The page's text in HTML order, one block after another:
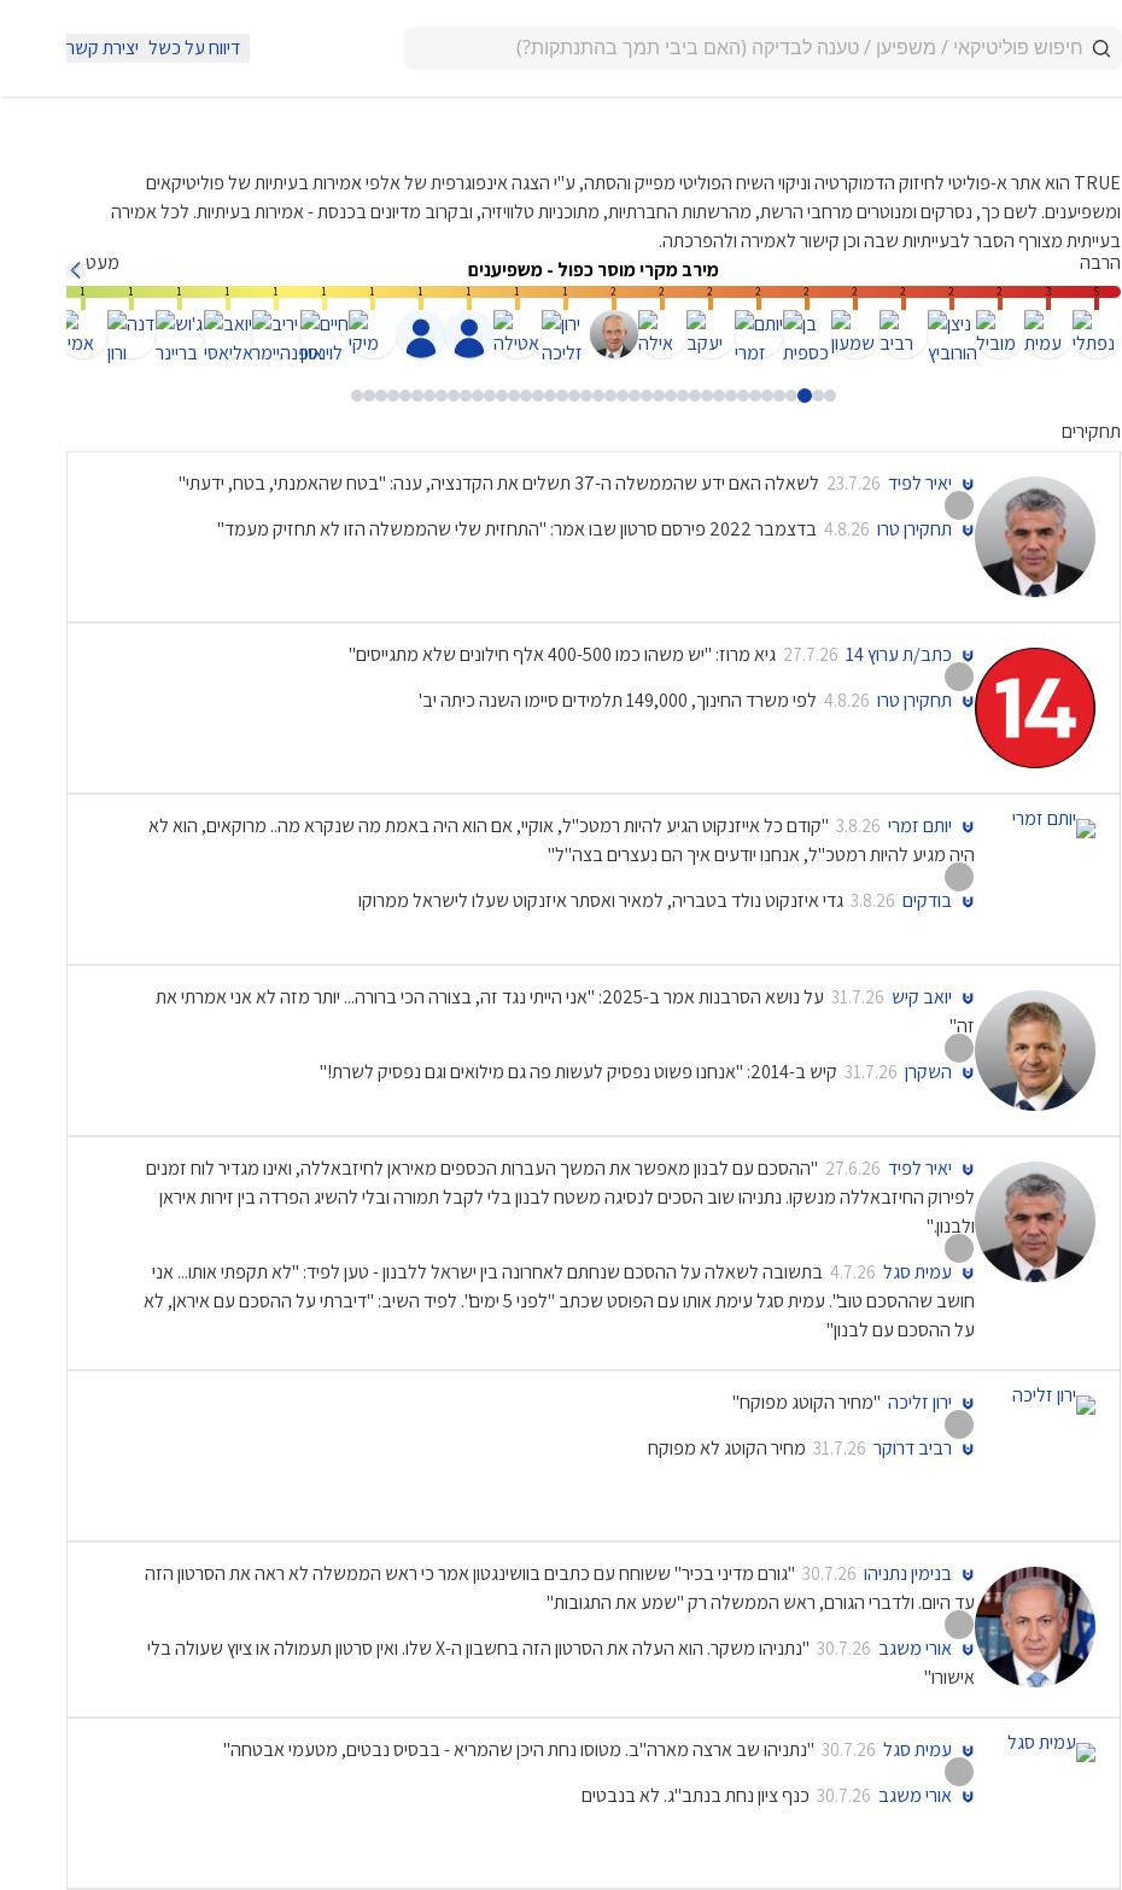
דיווח על כשל יצירת קשר
TRUE הוא אתר א-פוליטי לחיזוק הדמוקרטיה וניקוי השיח הפוליטי מפייק והסתה, ע"י הצגה אינפוגרפית של אלפי אמירות בעיתיות של פוליטיקאים
ומשפיענים. לשם כך, נסרקים ומנוטרים מרחבי הרשת, מהרשתות החברתיות, מתוכניות טלוויזיה, ובקרוב מדיונים בכנסת - אמירות בעיתיות. לכל אמירה
בעייתית מצורף הסבר לבעייתיות שבה וכן קישור לאמירה ולהפרכתה.
הרבה
מירב מקרי מוסר כפול - משפיענים מעט
1 1 1 1 1 1 1 1 1 1 1 2 2 2 2 2 2 2 2 2 3 5
תחקירים
יאיר לפיד 23.7.26 לשאלה האם ידע שהממשלה ה-37 תשלים את הקדנציה, ענה: "בטח שהאמנתי, בטח, ידעתי"
תחקירן טרו 4.8.26 בדצמבר 2022 פירסם סרטון שבו אמר: "התחזית שלי שהממשלה הזו לא תחזיק מעמד"
כתב/ת ערוץ 14 27.7.26 גיא מרוז: "יש משהו כמו 400-500 אלף חילונים שלא מתגייסים"
תחקירן טרו 4.8.26 לפי משרד החינוך, 149,000 תלמידים סיימו השנה כיתה יב'
יותם זמרי 3.8.26 "קודם כל אייזנקוט הגיע להיות רמטכ"ל, אוקיי, אם הוא היה באמת מה שנקרא מה.. מרוקאים, הוא לא
היה מגיע להיות רמטכ"ל, אנחנו יודעים איך הם נעצרים בצה"ל"
בודקים 3.8.26 גדי איזנקוט נולד בטבריה, למאיר ואסתר איזנקוט שעלו לישראל ממרוקו
יואב קיש 31.7.26
על נושא הסרבנות אמר ב-2025: "אני הייתי נגד זה, בצורה הכי ברורה... יותר מזה לא אני אמרתי את
זה"
השקרן 31.7.26 קיש ב-2014: "אנחנו פשוט נפסיק לעשות פה גם מילואים וגם נפסיק לשרת!"
יאיר לפיד 27.6.26 "ההסכם עם לבנון מאפשר את המשך העברות הכספים מאיראן לחיזבאללה, ואינו מגדיר לוח זמנים
לפירוק החיזבאללה מנשקו. נתניהו שוב הסכים לנסיגה משטח לבנון בלי לקבל תמורה ובלי להשיג הפרדה בין זירות איראן
ולבנון."
עמית סגל 4.7.26 בתשובה לשאלה על ההסכם שנחתם לאחרונה בין ישראל ללבנון - טען לפיד: "לא תקפתי אותו... אני
חושב שההסכם טוב". עמית סגל עימת אותו עם הפוסט שכתב "לפני 5 ימים". לפיד השיב: "דיברתי על ההסכם עם איראן, לא
על ההסכם עם לבנון"
ירון זליכה "מחיר הקוטג מפוקח"
רביב דרוקר 31.7.26 מחיר הקוטג לא מפוקח
בנימין נתניהו 30.7.26 "גורם מדיני בכיר" ששוחח עם כתבים בוושינגטון אמר כי ראש הממשלה לא ראה את הסרטון הזה
עד היום. ולדברי הגורם, ראש הממשלה רק "שמע את התגובות"
אורי משגב 30.7.26
"נתניהו משקר. הוא העלה את הסרטון הזה בחשבון ה-X שלו. ואין סרטון תעמולה או ציוץ שעולה בלי
אישורו"
עמית סגל 30.7.26 "נתניהו שב ארצה מארה"ב. מטוסו נחת היכן שהמריא - בבסיס נבטים, מטעמי אבטחה"
אורי משגב 30.7.26 כנף ציון נחת בנתב"ג. לא בנבטים